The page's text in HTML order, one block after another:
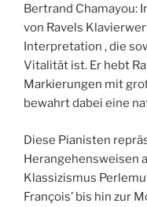
Bertrand Chamayou:
von Ravels
Interpretation , die
Vitalität ist. Er hebt
Markierungen mit
bewahrt dabei eine
Diese Pianisten
Herangehensweisen
Klassizismus
François’ bis hin zur